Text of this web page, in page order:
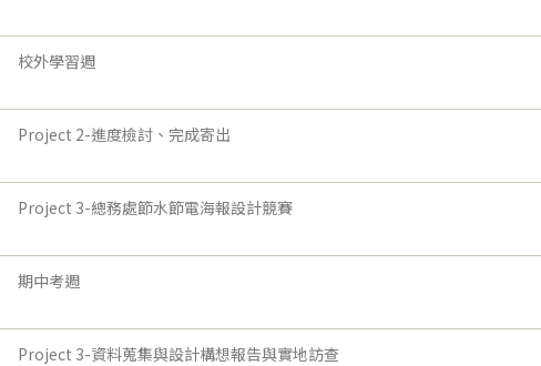
校外學習週
Project 2-進度檢討、完成寄出
Project 3-總務處節水節電海報設計競賽
期中考週
Project 3-資料蒐集與設計構想報告與實地訪查